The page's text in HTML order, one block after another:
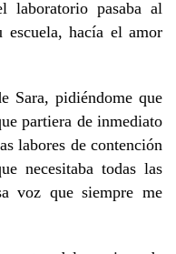
laboratorio pasaba al
hacía el amor
Sara, pidiéndome que
partiera de inmediato
labores de contención
necesitaba todas las
voz que siempre me